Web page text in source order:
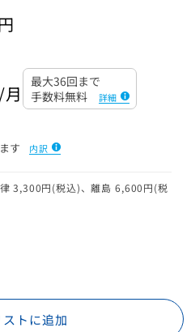
最大36回まで
手数料無料
詳細
す 内訳
3,300円(税込)、離島 6,600円(税
トに追加